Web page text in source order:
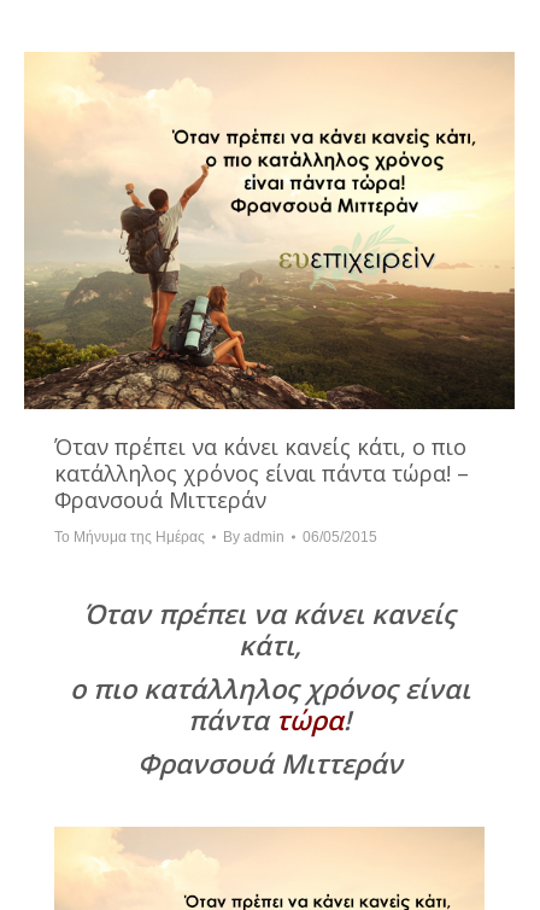
Όταν πρέπει να κάνει κανείς κάτι, ο πιο
κατάλληλος χρόνος είναι πάντα τώρα! –
Φρανσουά Μιττεράν
Το Μήνυμα της Ημέρας By admin 06/05/2015
Όταν πρέπει να κάνει κανείς
κάτι,
ο πιο κατάλληλος χρόνος είναι
πάντα τώρα!
Φρανσουά Μιττεράν